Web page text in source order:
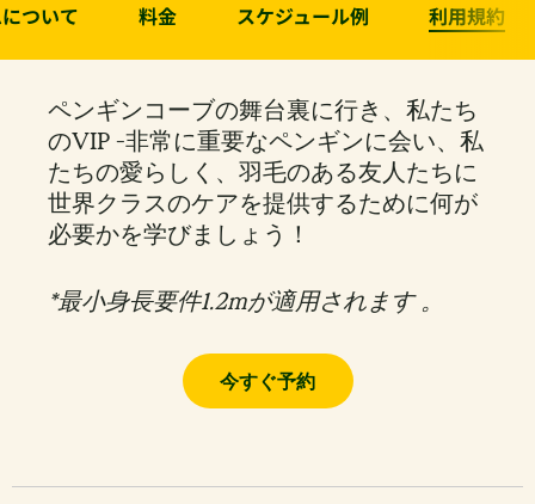
ついて 料金 スケジュール例 利用規約
ペンギンコーブの舞台裏に行き、私たち
のVIP -非常に重要なペンギンに会い、私
たちの愛らしく、羽毛のある友人たちに
世界クラスのケアを提供するために何が
必要かを学びましょう！
*最小身長要件1.2mが適用されます 。
今すぐ予約